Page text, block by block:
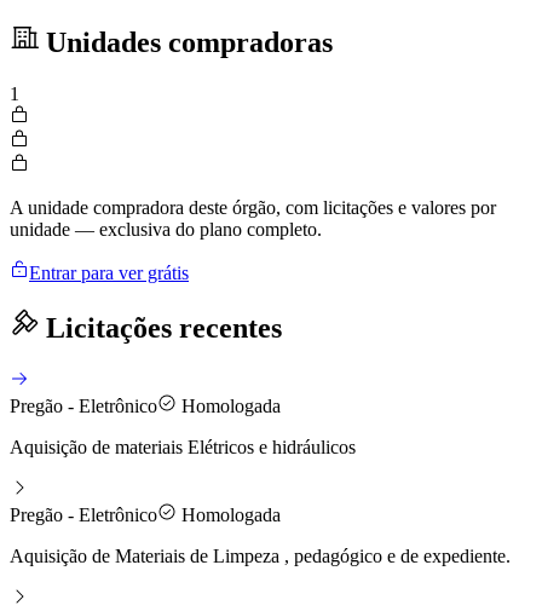
Unidades compradoras
1
A unidade compradora deste órgão, com licitações e valores por
unidade — exclusiva do plano completo.
Entrar para ver grátis
Licitações recentes
Pregão - Eletrônico
Homologada
Aquisição de materiais Elétricos e hidráulicos
Pregão - Eletrônico
Homologada
Aquisição de Materiais de Limpeza , pedagógico e de expediente.